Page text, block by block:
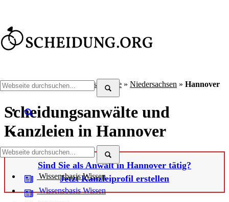
Wissensbasis Wissen
Wissensbasis Wissen
Scheidung.org»Scheidungsanwälte » Niedersachsen » Hannover
Scheidungsanwälte und
Kanzleien in Hannover
Sind Sie als Anwalt in Hannover tätig?
Jetzt Kanzleiprofil erstellen